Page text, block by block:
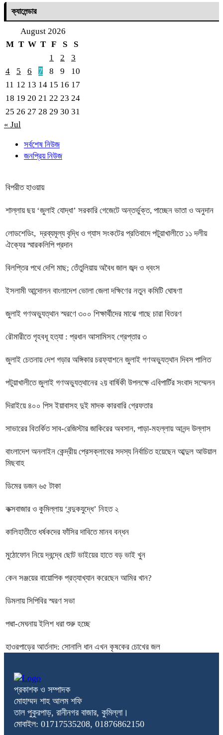
ক্যালেন্ডার
August 2026
M T W T F S
S
1
2
3
4
5 6 7 8 9
10
11 12 13 14 15 16 17
18 19 20 21 22 23 24
25 26 27 28 29 30 31
« Jul
সর্বশেষ নিউজ
জনপ্রিয় নিউজ
বিপরীত হাওয়ায়
শাল্লায় ছয় ‘জুলাই যোদ্ধা’ সরকারি গেজেটে অন্তর্ভুক্ত, পাচ্ছেন ভাতা ও অনুদান
লোডশেডিং, দ্রব্যমূল্য বৃদ্ধি ও গ্যাস সংকটের প্রতিবাদে পটুয়াখালীতে ১১ দলীয়
ঐক্যের স্মারকলিপি প্রদান
বিলপ্তির পথে দেশি মাছ; তেঁতুলিয়ায় অবৈধ জাল জব্দ ও ধ্বংস
ইসলামী আন্দোলন বাংলাদেশ ভোলা জেলা দক্ষিণের নতুন কমিটি ঘোষণা
জুলাই গণঅভ্যুত্থান স্মরণে ৩০০ শিক্ষার্থীদের মাঝে গাছে চারা বিতরণ
রৌমারীতে গৃহবধূ হত্যা : প্রধান আসামিসহ গ্রেপ্তার ৩
জুলাই চেতনায় দেশ গড়ার অঙ্গিকার চরফ্যাশনে জুলাই গণঅভ্যুত্থান দিবস পালিত
পটুয়াখালীতে জুলাই গণঅভ্যুত্থানের ২য় বার্ষিকী উপলক্ষে এবিপার্টির সংবাদ সম্মেলন
দিরাইয়ে ৪০০ পিস ইয়াবাসহ দুই মাদক কারবারি গ্রেফতার
সাভারের বিতর্কিত সাব-রেজিস্টার জাকিরের অবসান, পাড়া-মহল্লায় আনন্দ উল্লাস
বাংলাদেশ অনলাইন কেন্দ্রীয় প্রেসক্লাবের সদস্য নির্বাচিত হয়েছেন আব্দুল আউয়াল
মিছবাহ
ডিমের ডজন ৬৫ টাকা
কক্সবাজার ও কুমিল্লায় ‘বন্দুকযুদ্ধে’ নিহত ২
কালিহাতীতে ধর্ষকদের ফাঁসির দাবিতে মানব বন্ধন
মুঠোফোন নিয়ে দ্বন্দ্বে ছোট ভাইয়ের হাতে বড় ভাই খুন
কেন সঞ্জয়ের বায়োপিক প্রত্যাখ্যান করেছেন আমির খান?
ডিমলায় সিপিবির স্মরণ সভা
পদ্মা-মেঘনায় ইলিশ ধরা শুরু হচ্ছে
হাওরপাড়ের আর্তনাদ: সোনালি ধান এখন কৃষকের চোখের জল
প্রকাশক ও সম্পাদক
মোহাম্মদ শাহ আলম শফি
তাল পুকুরপাড়, রানীনগর বাজার, কুমিল্লা।
মোবাইল: 01717535208, 01876862150